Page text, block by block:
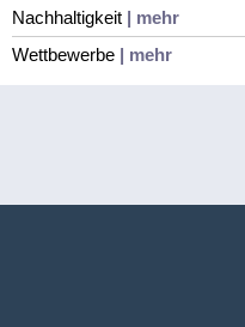
Nachhaltigkeit | mehr
Wettbewerbe | mehr